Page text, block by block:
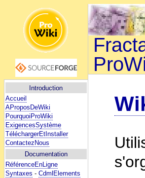
Introduction
Accueil
AProposDeWiki
PourquoiProWiki
ExigencesSystème
TéléchargerEtInstaller
ContactezNous
Documentation
RéférenceEnLigne
Syntaxes - CdmlElements